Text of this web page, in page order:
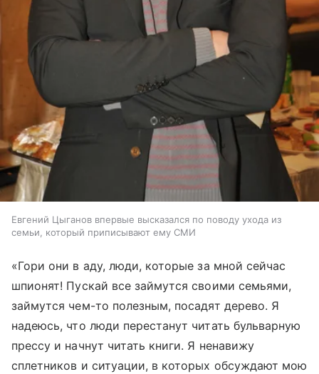
Евгений Цыганов впервые высказался по поводу ухода из
семьи, который приписывают ему СМИ
«Гори они в аду, люди, которые за мной сейчас
шпионят! Пускай все займутся своими семьями,
займутся чем-то полезным, посадят дерево. Я
надеюсь, что люди перестанут читать бульварную
прессу и начнут читать книги. Я ненавижу
сплетников и ситуации, в которых обсуждают мою